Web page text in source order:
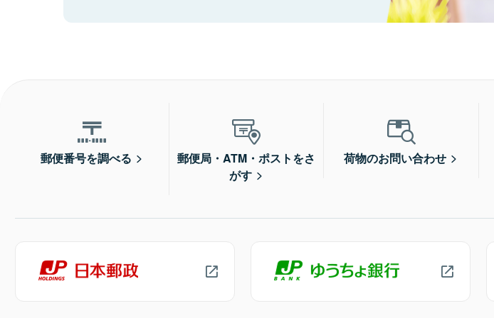
郵便番号を調べる
郵便局・ATM・ポストをさ
がす
荷物のお問い合わせ